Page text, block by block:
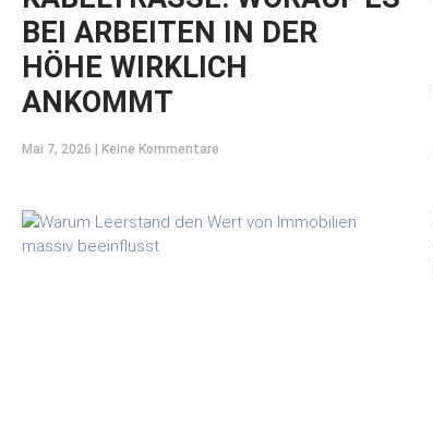
BEI ARBEITEN IN DER
HÖHE WIRKLICH
ANKOMMT
Mai 7, 2026 Keine Kommentare